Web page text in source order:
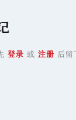
登录 或 注册 后留